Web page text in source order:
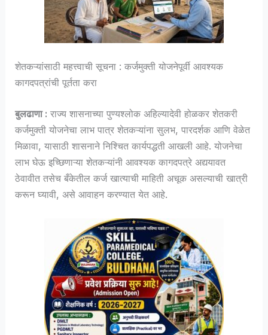
शेतकऱ्यांसाठी महत्त्वाची सूचना : कर्जमुक्ती योजनेपूर्वी आवश्यक
कागदपत्रांची पूर्तता करा
बुलढाणा : राज्य शासनाच्या पुण्यश्लोक अहिल्यादेवी होळकर शेतकरी
कर्जमुक्ती योजनेचा लाभ पात्र शेतकऱ्यांना सुलभ, पारदर्शक आणि वेळेत
मिळावा, यासाठी शासनाने निश्चित कार्यपद्धती आखली आहे. योजनेचा
लाभ घेऊ इच्छिणाऱ्या शेतकऱ्यांनी आवश्यक कागदपत्रे अद्ययावत
ठेवावीत तसेच बँकेतील कर्ज खात्याची माहिती अचूक असल्याची खात्री
करून घ्यावी, असे आवाहन करण्यात येत आहे.